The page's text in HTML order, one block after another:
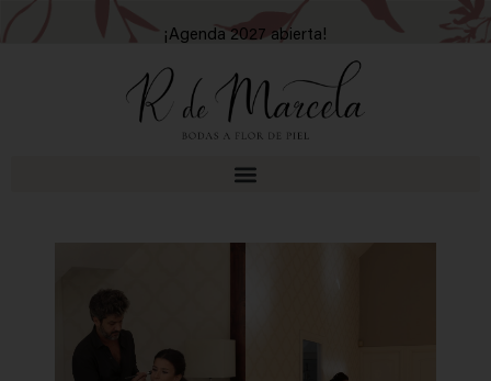
¡Agenda 2027 abierta!